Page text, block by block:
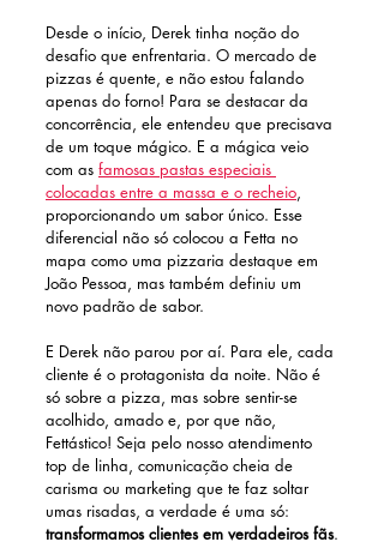
Desde o início, Derek tinha noção do
desafio que enfrentaria. O mercado de
pizzas é quente, e não estou falando
apenas do forno! Para se destacar da
concorrência, ele entendeu que precisava
de um toque mágico. E a mágica veio
com as famosas pastas especiais
colocadas entre a massa e o recheio,
proporcionando um sabor único. Esse
diferencial não só colocou a Fetta no
mapa como uma pizzaria destaque em
João Pessoa, mas também definiu um
novo padrão de sabor.
E Derek não parou por aí. Para ele, cada
cliente é o protagonista da noite. Não é
só sobre a pizza, mas sobre sentir-se
acolhido, amado e, por que não,
Fettástico! Seja pelo nosso atendimento
top de linha, comunicação cheia de
carisma ou marketing que te faz soltar
umas risadas, a verdade é uma só:
transformamos clientes em verdadeiros fãs.